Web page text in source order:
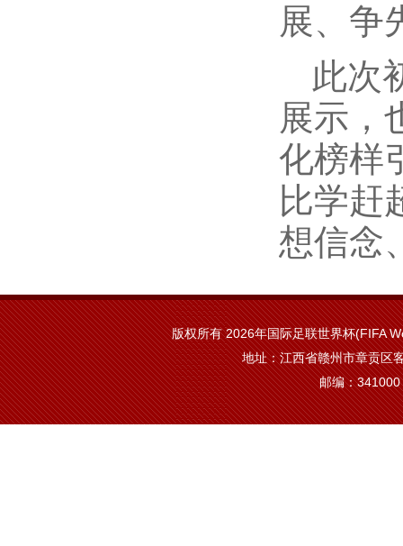
展、争
此次
展示，
化榜样
比学赶
想信念
版权所有 2026年国际足联世界杯(FIFA
地址：江西省赣州市章贡区
邮编：341000